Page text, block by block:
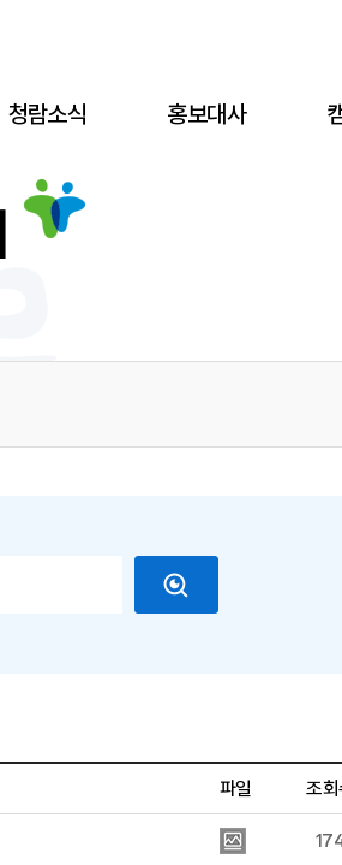
청람소식 홍보대사
파일 조회